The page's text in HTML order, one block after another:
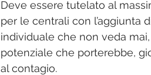
Deve essere tutelato al
per le centrali con l’aggiunta
individuale che non veda
potenziale che porterebbe,
al contagio.